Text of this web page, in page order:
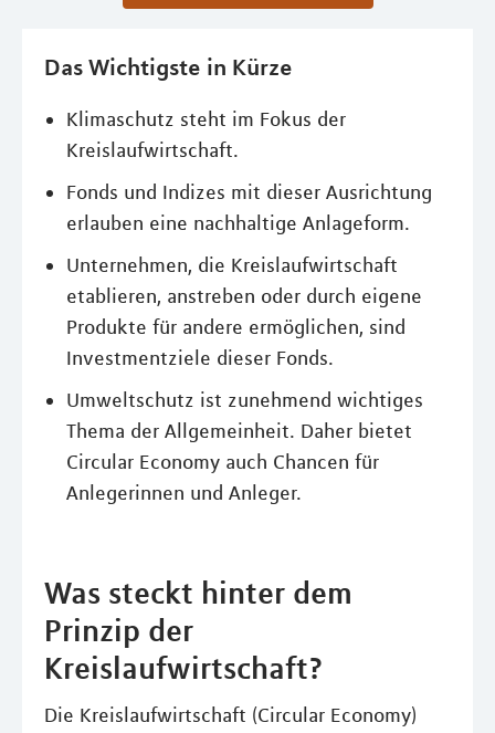
Das Wichtigste in Kürze
Klimaschutz steht im Fokus der
Kreislaufwirtschaft.
Fonds und Indizes mit dieser Ausrichtung
erlauben eine nachhaltige Anlageform.
Unternehmen, die Kreislaufwirtschaft
etablieren, anstreben oder durch eigene
Produkte für andere ermöglichen, sind
Investmentziele dieser Fonds.
Umweltschutz ist zunehmend wichtiges
Thema der Allgemeinheit. Daher bietet
Circular Economy auch Chancen für
Anlegerinnen und Anleger.
Was steckt hinter dem
Prinzip der
Kreislaufwirtschaft?
Die Kreislaufwirtschaft (Circular Economy)